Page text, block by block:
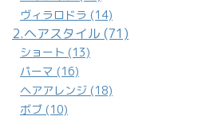
ヴィラロドラ (14)
2.ヘアスタイル (71)
ショート (13)
パーマ (16)
ヘアアレンジ (18)
ボブ (10)